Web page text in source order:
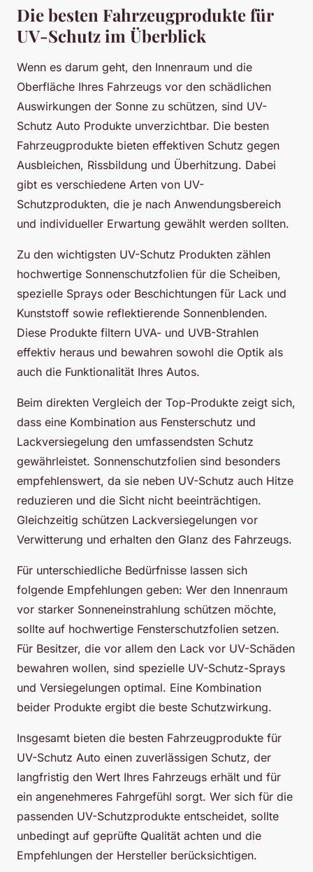
Die besten Fahrzeugprodukte für
UV-Schutz im Überblick
Wenn es darum geht, den Innenraum und die
Oberfläche Ihres Fahrzeugs vor den schädlichen
Auswirkungen der Sonne zu schützen, sind UV-
Schutz Auto Produkte unverzichtbar. Die besten
Fahrzeugprodukte bieten effektiven Schutz gegen
Ausbleichen, Rissbildung und Überhitzung. Dabei
gibt es verschiedene Arten von UV-
Schutzprodukten, die je nach Anwendungsbereich
und individueller Erwartung gewählt werden sollten.
Zu den wichtigsten UV-Schutz Produkten zählen
hochwertige Sonnenschutzfolien für die Scheiben,
spezielle Sprays oder Beschichtungen für Lack und
Kunststoff sowie reflektierende Sonnenblenden.
Diese Produkte filtern UVA- und UVB-Strahlen
effektiv heraus und bewahren sowohl die Optik als
auch die Funktionalität Ihres Autos.
Beim direkten Vergleich der Top-Produkte zeigt sich,
dass eine Kombination aus Fensterschutz und
Lackversiegelung den umfassendsten Schutz
gewährleistet. Sonnenschutzfolien sind besonders
empfehlenswert, da sie neben UV-Schutz auch Hitze
reduzieren und die Sicht nicht beeinträchtigen.
Gleichzeitig schützen Lackversiegelungen vor
Verwitterung und erhalten den Glanz des Fahrzeugs.
Für unterschiedliche Bedürfnisse lassen sich
folgende Empfehlungen geben: Wer den Innenraum
vor starker Sonneneinstrahlung schützen möchte,
sollte auf hochwertige Fensterschutzfolien setzen.
Für Besitzer, die vor allem den Lack vor UV-Schäden
bewahren wollen, sind spezielle UV-Schutz-Sprays
und Versiegelungen optimal. Eine Kombination
beider Produkte ergibt die beste Schutzwirkung.
Insgesamt bieten die besten Fahrzeugprodukte für
UV-Schutz Auto einen zuverlässigen Schutz, der
langfristig den Wert Ihres Fahrzeugs erhält und für
ein angenehmeres Fahrgefühl sorgt. Wer sich für die
passenden UV-Schutzprodukte entscheidet, sollte
unbedingt auf geprüfte Qualität achten und die
Empfehlungen der Hersteller berücksichtigen.